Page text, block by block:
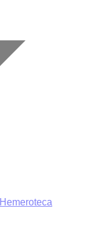
Hemeroteca